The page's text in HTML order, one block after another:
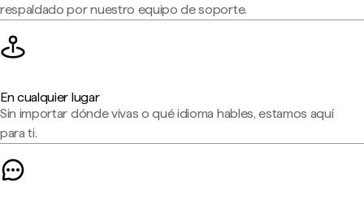
respaldado por nuestro equipo de soporte.
En cualquier lugar
Sin importar dónde vivas o qué idioma hables, estamos aquí
para ti.